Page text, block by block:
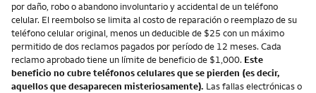
por daño, robo o abandono involuntario y accidental de un teléfono
celular. El reembolso se limita al costo de reparación o reemplazo de su
teléfono celular original, menos un deducible de $25 con un máximo
permitido de dos reclamos pagados por período de 12 meses. Cada
reclamo aprobado tiene un límite de beneficio de $1,000. Este
beneficio no cubre teléfonos celulares que se pierden (es decir,
aquellos que desaparecen misteriosamente). Las fallas electrónicas o